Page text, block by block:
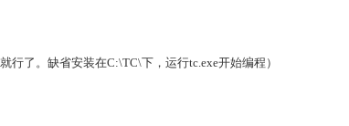
行了。缺省安装在C:\TC\下，运行tc.exe开始编程）